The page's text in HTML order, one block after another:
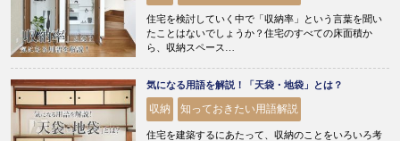
住宅を検討していく中で「収納率」という言葉を聞い
たことはないでしょうか？住宅のすべての床面積か
ら、収納スペース…
気になる用語を解説！「天袋・地袋」とは？
収納 知っておきたい用語解説
住宅を建築するにあたって、収納のことをいろいろ考